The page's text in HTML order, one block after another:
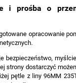
i prośba o
opracowanie
bezpieczeństwo,
strony dostarczyć
pętle z liny 96MM